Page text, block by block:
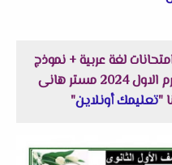
لغة عربية + نموذج
الاجابة للصف الأول الثانوى الترم الاول 2024 مستر هانى
"تعليمك أونلاين"